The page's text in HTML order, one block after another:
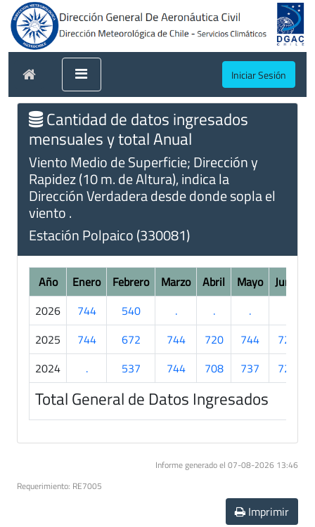
Iniciar Sesión
Cantidad de datos ingresados
mensuales y total Anual
Viento Medio de Superficie; Dirección y
Rapidez (10 m. de Altura), indica la
Dirección Verdadera desde donde sopla el
viento .
Estación Polpaico (330081)
Año Enero Febrero Marzo Abril Mayo Junio
2026
744 540 . . .
2025
744 672 744 720 744 720
2024
. 537 744 708 737 720
Total General de Datos Ingresados
Informe generado el 07-08-2026 13:46
Requerimiento: RE7005
Imprimir